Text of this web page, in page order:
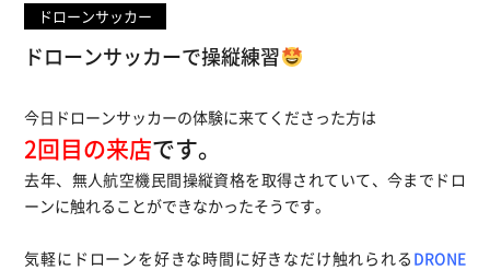
ドローンサッカー
ドローンサッカーで操縦練習
今日ドローンサッカーの体験に来てくださった方は
2回目の来店です。
去年、無人航空機民間操縦資格を取得されていて、今までドロ
ーンに触れることができなかったそうです。
気軽にドローンを好きな時間に好きなだけ触れられる DRONE